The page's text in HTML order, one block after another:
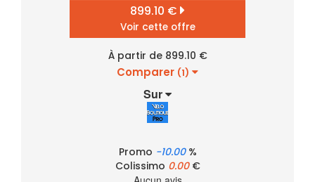
899.10 €
Voir cette offre
À partir de 899.10 €
Comparer (1)
Sur
Promo -10.00%
Colissimo 0.00€